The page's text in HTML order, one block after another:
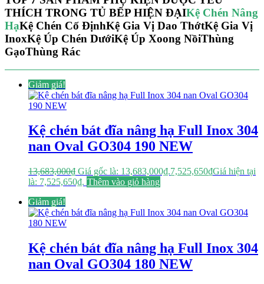
THÍCH TRONG TỦ BẾP HIỆN ĐẠIKệ Chén Nâng
HạKệ Chén Cố ĐịnhKệ Gia Vị Dao ThớtKệ Gia Vị
InoxKệ Úp Chén DướiKệ Úp Xoong NồiThùng
GạoThùng Rác
Giảm giá!
Kệ chén bát đĩa nâng hạ Full Inox 304
nan Oval GO304 190 NEW
13,683,000₫ Giá gốc là: 13,683,000₫.7,525,650₫Giá hiện tại
là: 7,525,650₫. Thêm vào giỏ hàng
Giảm giá!
Kệ chén bát đĩa nâng hạ Full Inox 304
nan Oval GO304 180 NEW